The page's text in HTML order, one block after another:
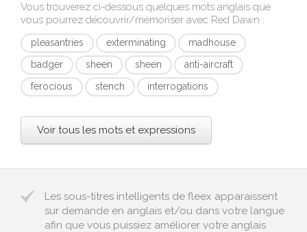
Vous trouverez ci-dessous quelques mots anglais que
vous pourrez découvrir/mémoriser avec Red Dawn :
pleasantries exterminating
madhouse
badger
sheen sheen
anti-aircraft
ferocious
stench interrogations
Voir tous les mots et expressions
Les sous-titres intelligents de fleex apparaissent
sur demande en anglais et/ou dans votre langue
afin que vous puissiez améliorer votre anglais